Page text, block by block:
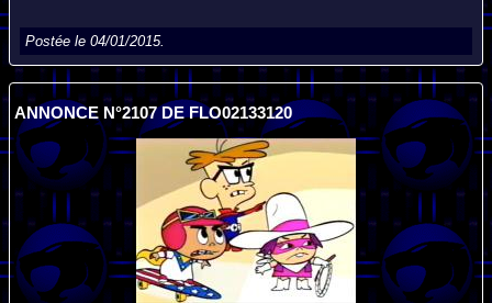
Postée le 04/01/2015.
ANNONCE N°2107 DE FLO02133120